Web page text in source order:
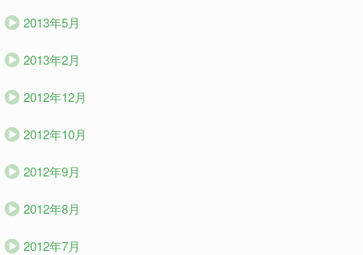
2013年5月
2013年2月
2012年12月
2012年10月
2012年9月
2012年8月
2012年7月